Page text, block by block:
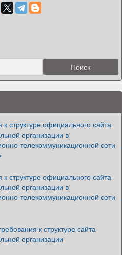
структуре официального сайта
организации в
телекоммуникационной сети
структуре официального сайта
организации в
телекоммуникационной сети
к структуре сайта
организации